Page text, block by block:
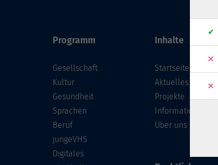
Programm
Gesellschaft
Kultur
Gesundheit
Sprachen
Beruf
jungeVHS
Digitales
Inhalte
Startseite
Aktuelles
Projekte
Informationen
Über uns